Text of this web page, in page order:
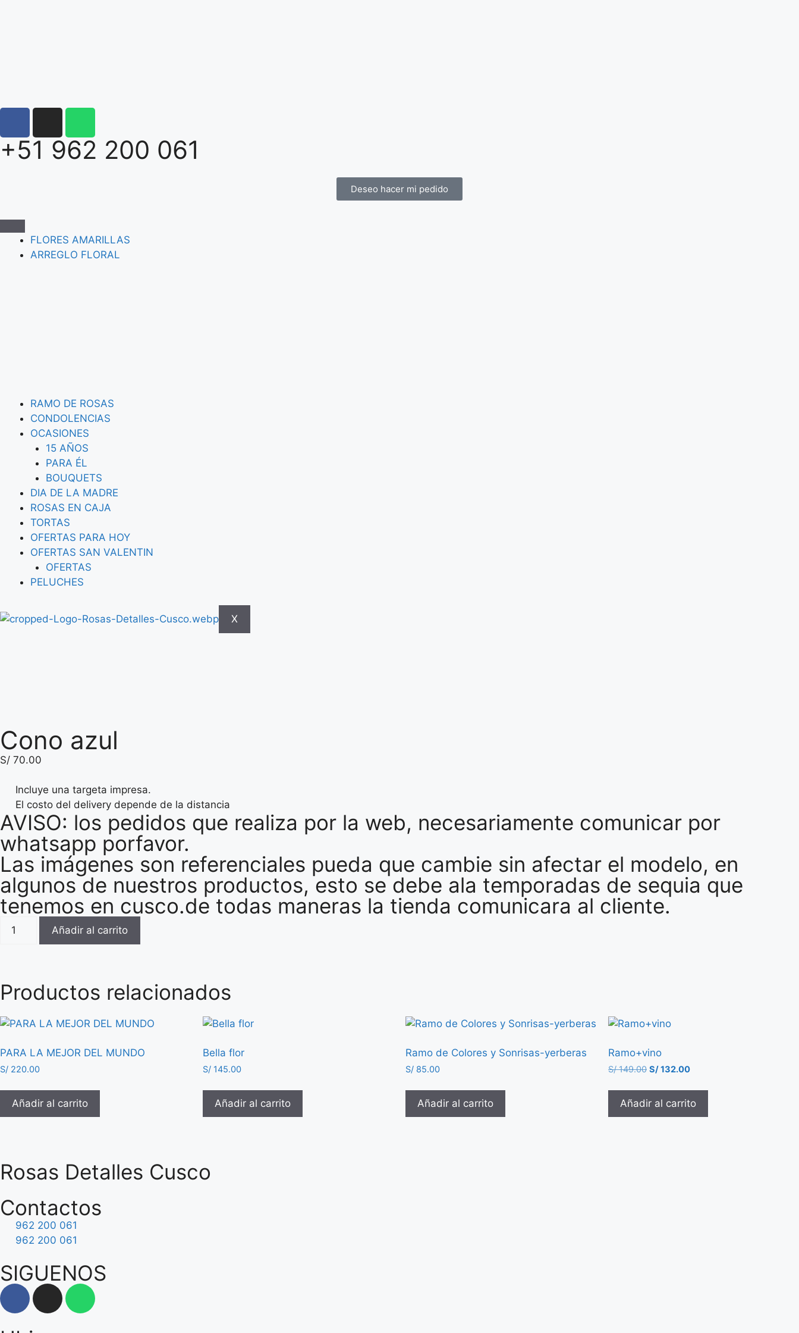
+51 962 200 061
Deseo hacer mi pedido
FLORES AMARILLAS
ARREGLO FLORAL
RAMO DE ROSAS
CONDOLENCIAS
OCASIONES
15 AÑOS
PARA ÉL
BOUQUETS
DIA DE LA MADRE
ROSAS EN CAJA
TORTAS
OFERTAS PARA HOY
OFERTAS SAN VALENTIN
OFERTAS
PELUCHES
X
Cono azul
S/ 70.00
Incluye una targeta impresa.
El costo del delivery depende de la distancia
AVISO: los pedidos que realiza por la web, necesariamente comunicar por
whatsapp porfavor.
Las imágenes son referenciales pueda que cambie sin afectar el modelo, en
algunos de nuestros productos, esto se debe ala temporadas de sequia que
tenemos en cusco.de todas maneras la tienda comunicara al cliente.
Añadir al carrito
Productos relacionados
PARA LA MEJOR DEL MUNDO
S/ 220.00
Añadir al carrito
Bella flor
S/ 145.00
Añadir al carrito
Ramo de Colores y Sonrisas-yerberas
S/ 85.00
Añadir al carrito
Ramo+vino
S/149.00 S/132.00
Añadir al carrito
Rosas Detalles Cusco
Contactos
962 200 061
962 200 061
SIGUENOS